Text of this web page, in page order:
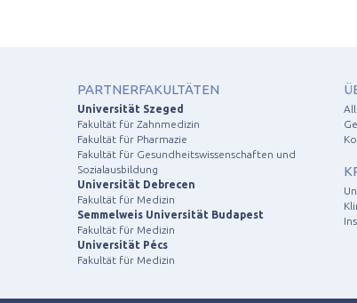
PARTNERFAKULTÄTEN
Universität Szeged
Fakultät für Zahnmedizin
Fakultät für Pharmazie
Fakultät für Gesundheitswissenschaften und
Sozialausbildung
Universität Debrecen
Fakultät für Medizin
Semmelweis Universität Budapest
Fakultät für Medizin
Universität Pécs
Fakultät für Medizin